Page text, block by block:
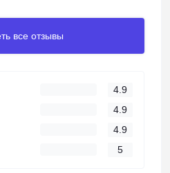
все отзывы
4.9
4.9
4.9
5